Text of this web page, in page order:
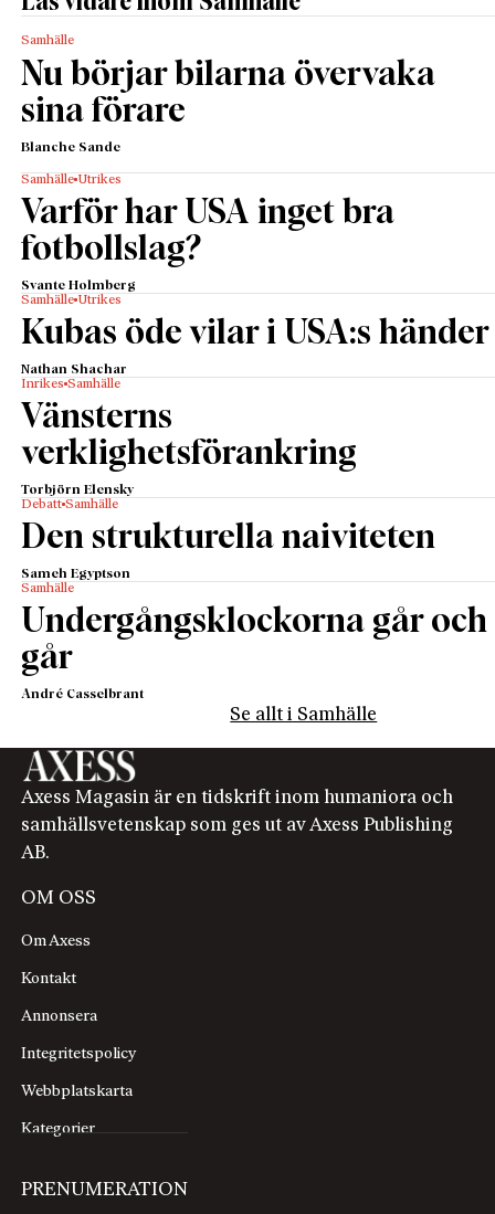
Samhälle
Nu börjar bilarna övervaka
sina förare
Blanche Sande
Samhälle Utrikes
Varför har USA inget bra
fotbollslag?
Svante Holmberg
Samhälle Utrikes
Kubas öde vilar i USA:s händer
Nathan Shachar
Inrikes Samhälle
Vänsterns
verklighetsförankring
Torbjörn Elensky
Debatt Samhälle
Den strukturella naiviteten
Sameh Egyptson
Samhälle
Undergångsklockorna går och
går
André Casselbrant
Se allt i Samhälle
Axess Magasin är en tidskrift inom humaniora och
samhällsvetenskap som ges ut av Axess Publishing
AB.
OM OSS
Om Axess
Kontakt
Annonsera
Integritetspolicy
Webbplatskarta
Kategorier
PRENUMERATION